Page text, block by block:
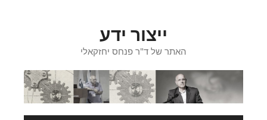
ייצור ידע
האתר של ד"ר פנחס יחזקאלי